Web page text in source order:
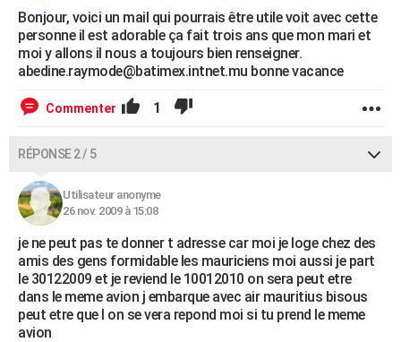
Dictionnaire
Biographies
Citations
Expressions
Proverbes
PROGRAMME TV
COPAINS D'AVANT
Bricolage
Lifestyle
Culture
Sport
Auto
Television
Voyage
Cinema
Bonjour, voici un mail qui pourrais être utile voit avec cette
personne il est adorable ça fait trois ans que mon mari et
moi y allons il nous a toujours bien renseigner.
abedine.raymode@batimex.intnet.mu bonne vacance
Commenter 1
RÉPONSE 2 / 5
Utilisateur anonyme
26 nov. 2009 à 15:08
je ne peut pas te donner t adresse car moi je loge chez des
amis des gens formidable les mauriciens moi aussi je part
le 30122009 et je reviend le 10012010 on sera peut etre
dans le meme avion j embarque avec air mauritius bisous
peut etre que l on se vera repond moi si tu prend le meme
avion